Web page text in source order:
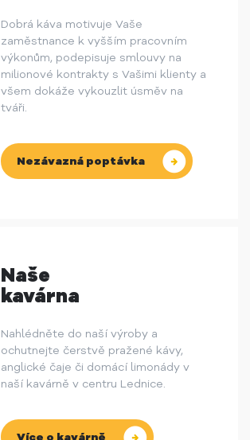
Dobrá káva motivuje Vaše
zaměstnance k vyšším pracovním
výkonům, podepisuje smlouvy na
milionové kontrakty s Vašimi klienty a
všem dokáže vykouzlit úsměv na
tváři.
Nezávazná poptávka
Naše
kavárna
Nahlédněte do naší výroby a
ochutnejte čerstvě pražené kávy,
anglické čaje či domácí limonády v
naší kavárně v centru Lednice.